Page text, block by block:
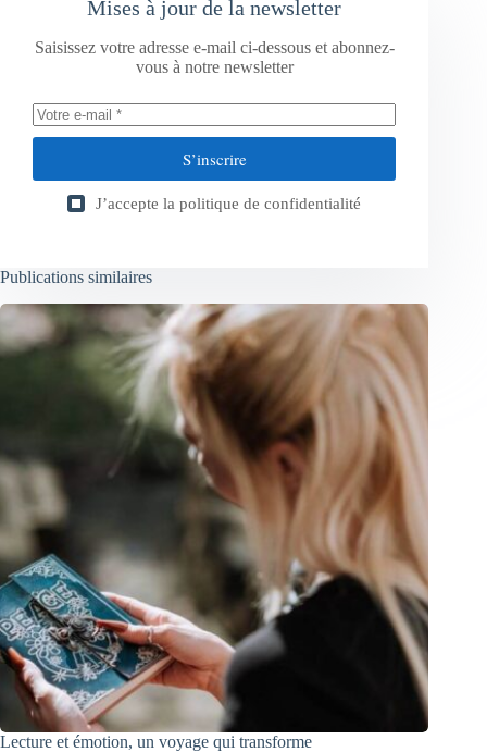
Mises à jour de la newsletter
Saisissez votre adresse e-mail ci-dessous et abonnez-
vous à notre newsletter
S’inscrire
J’accepte la politique de confidentialité
Publications similaires
Lecture et émotion, un voyage qui transforme